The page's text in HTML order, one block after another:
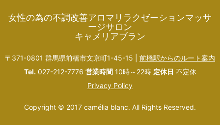
女性の為の不調改善アロマリラクゼーションマッサ
ージサロン
キャメリアブラン
〒371-0801 群馬県前橋市文京町1-45-15 | 前橋駅からのルート案内
Tel. 027-212-7776 営業時間10時～22時 定休日 不定休
Privacy Policy
Copyright © 2017 camélia blanc. All Rights Reserved.